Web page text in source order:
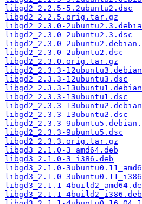
libgd2_2.2.5-5.2ubuntu2.dsc
libgd2_2.2.5.orig.tar.gz
libgd2_2.3.0-
libgd2_2.3.0-2ubuntu2.3.dsc
libgd2_2.3.0-
libgd2_2.3.0-2ubuntu2.dsc
libgd2_2.3.0.orig.tar.gz
libgd2_2.3.3-
libgd2_2.3.3-12ubuntu3.dsc
libgd2_2.3.3-
libgd2_2.3.3-13ubuntu1.dsc
libgd2_2.3.3-
libgd2_2.3.3-13ubuntu2.dsc
libgd2_2.3.3-
libgd2_2.3.3-9ubuntu5.dsc
libgd2_2.3.3.orig.tar.gz
libgd3_2.1.0-3_amd64.deb
libgd3_2.1.0-3_i386.deb
libgd3_2.1.0-
libgd3_2.1.0-
libgd3_2.1.1-
libgd3_2.1.1-4build2_i386.deb